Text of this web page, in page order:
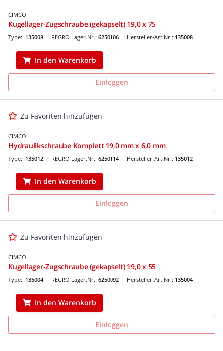
CIMCO
Kugellager-Zugschraube (gekapselt) 19,0 x 75
REGRO Lager.Nr.: 6250106
Type: 135008 Hersteller-Art.Nr.: 135008
In den Warenkorb
Einloggen
Zu Favoriten hinzufügen
CIMCO
Hydraulikschraube Komplett 19,0 mm x 6,0 mm
REGRO Lager.Nr.: 6250114
Type: 135012 Hersteller-Art.Nr.: 135012
In den Warenkorb
Einloggen
Zu Favoriten hinzufügen
CIMCO
Kugellager-Zugschraube (gekapselt) 19,0 x 55
REGRO Lager.Nr.: 6250092
Type: 135004 Hersteller-Art.Nr.: 135004
In den Warenkorb
Einloggen